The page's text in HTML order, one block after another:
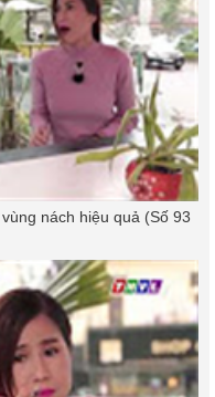
nách hiệu quả (Số 93